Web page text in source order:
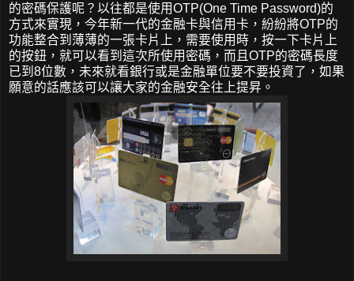
的密碼保護呢？以往都是使用OTP(One Time Password)的
方式來實現，今年新一代的金融卡與信用卡，紛紛將OTP的
功能整合到薄薄的一張卡片上，需要使用時，按一下卡片上
的按鈕，就可以看到這次所使用密碼，而且OTP的密碼長度
已到8位數，未來就看銀行或是金融單位要不要投資了，如果
願意的話應該可以讓大家的金融安全往上提昇。